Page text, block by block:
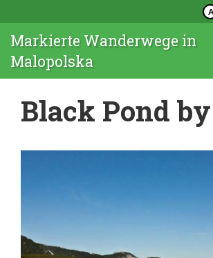
Markierte Wanderwege in
Malopolska
Black Pond